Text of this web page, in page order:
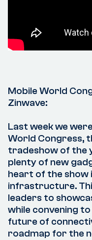
Mobile World
Zinwave:
Last week we
World Congress,
tradeshow of the
plenty of new
heart of the show
infrastructure.
leaders to
while convening
future of
roadmap for the